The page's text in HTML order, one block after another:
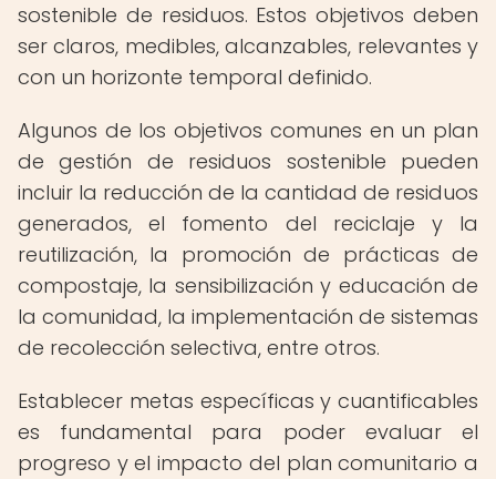
sostenible de residuos. Estos objetivos deben
ser claros, medibles, alcanzables, relevantes y
con un horizonte temporal definido.
Algunos de los objetivos comunes en un plan
de gestión de residuos sostenible pueden
incluir la reducción de la cantidad de residuos
generados, el fomento del reciclaje y la
reutilización, la promoción de prácticas de
compostaje, la sensibilización y educación de
la comunidad, la implementación de sistemas
de recolección selectiva, entre otros.
Establecer metas específicas y cuantificables
es fundamental para poder evaluar el
progreso y el impacto del plan comunitario a